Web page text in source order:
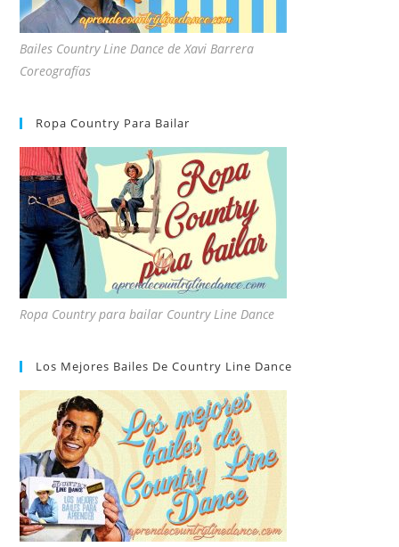
Bailes Country Line Dance de Xavi Barrera
Coreografías
Ropa Country Para Bailar
Ropa Country para bailar Country Line Dance
Los Mejores Bailes De Country Line Dance